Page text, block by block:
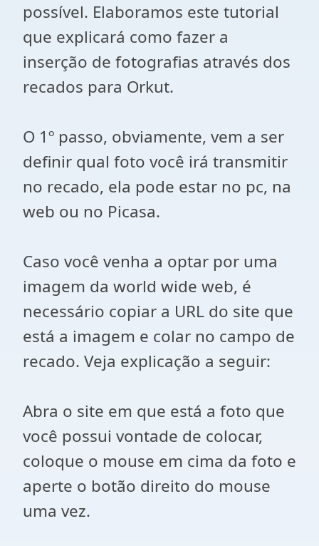
possível. Elaboramos este tutorial
que explicará como fazer a
inserção de fotografias através dos
recados para Orkut.
O 1º passo, obviamente, vem a ser
definir qual foto você irá transmitir
no recado, ela pode estar no pc, na
web ou no Picasa.
Caso você venha a optar por uma
imagem da world wide web, é
necessário copiar a URL do site que
está a imagem e colar no campo de
recado. Veja explicação a seguir:
Abra o site em que está a foto que
você possui vontade de colocar,
coloque o mouse em cima da foto e
aperte o botão direito do mouse
uma vez.